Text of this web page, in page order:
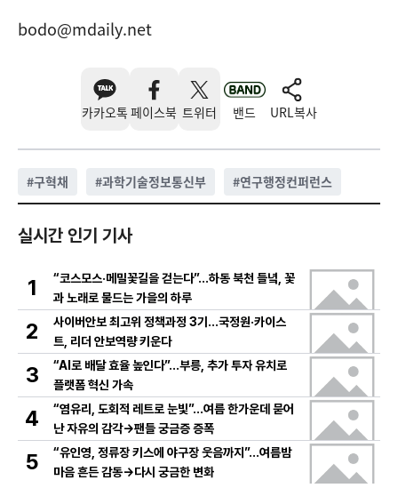
bodo@mdaily.net
카카오톡 페이스북 트위터 밴드 URL복사
#구혁채 #과학기술정보통신부 #연구행정컨퍼런스
실시간 인기 기사
1
“코스모스·메밀꽃길을 걷는다”…하동 북천 들녘, 꽃
과 노래로 물드는 가을의 하루
2
사이버안보 최고위 정책과정 3기…국정원·카이스
트, 리더 안보역량 키운다
3
“AI로 배달 효율 높인다”…부릉, 추가 투자 유치로
플랫폼 혁신 가속
4
“염유리, 도회적 레트로 눈빛”…여름 한가운데 묻어
난 자유의 감각→팬들 궁금증 증폭
5
“유인영, 정류장 키스에 야구장 웃음까지”…여름밤
마음 흔든 감동→다시 궁금한 변화